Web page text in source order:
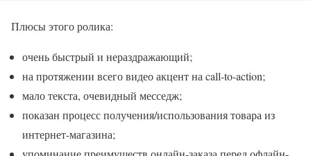
Плюсы этого ролика:
очень быстрый и нераздражающий;
на протяжении всего видео акцент на call-to-action;
мало текста, очевидный месседж;
показан процесс получения/использования товара из
интернет-магазина;